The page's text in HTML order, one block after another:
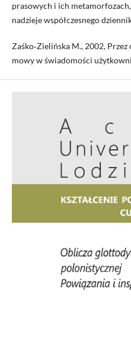
prasowych i ich
nadzieje współczesnego
Zaśko‑Zielińska M., 2002,
mowy w świadomości